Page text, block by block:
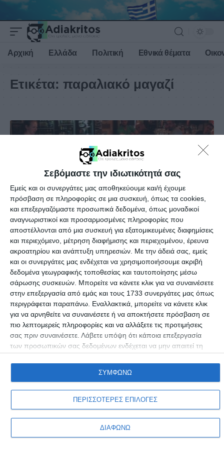
Σεβόμαστε την ιδιωτικότητά σας
Εμείς και οι συνεργάτες μας αποθηκεύουμε και/ή έχουμε
πρόσβαση σε πληροφορίες σε μια συσκευή, όπως τα cookies,
και επεξεργαζόμαστε προσωπικά δεδομένα, όπως μοναδικοί
αναγνωριστικοί και προσαρμοσμένες πληροφορίες που
αποστέλλονται από μια συσκευή για εξατομικευμένες διαφημίσεις
και περιεχόμενο, μέτρηση διαφήμισης και περιεχομένου, έρευνα
ακροατηρίου και ανάπτυξη υπηρεσιών. Με την άδειά σας, εμείς
και οι συνεργάτες μας ενδέχεται να χρησιμοποιήσουμε ακριβή
δεδομένα γεωγραφικής τοποθεσίας και ταυτοποίησης μέσω
σάρωσης συσκευών. Μπορείτε να κάνετε κλικ για να συναινέσετε
στην επεξεργασία από εμάς και τους 1733 συνεργάτες μας όπως
περιγράφεται παραπάνω. Εναλλακτικά, μπορείτε να κάνετε κλικ
για να αρνηθείτε να συναινέσετε ή να αποκτήσετε πρόσβαση σε
πιο λεπτομερείς πληροφορίες και να αλλάξετε τις προτιμήσεις
σας πριν συναινέσετε. Λάβετε υπόψη ότι κάποια επεξεργασία
των προσωπικών σας δεδομένων ενδέχεται να μην απαιτεί τη
την επεξεργασία. Οι προτιμήσεις σαςθα ισχύουν μόνο για αυτόν
τον ιστότοπο. Μπορείτε να αλλάξετε τις προτιμήσεις σας ή να
επιστρέφοντας σε αυτόν τον ιστότοπο και κάνοντας κλικ στο
κουμπί "Απορρήτου" στο κάτω μέρος της ιστοσελίδας.
ΠΕΡΙΣΣΟΤΕΡΕΣ ΕΠΙΛΟΓΕΣ
ΔΙΑΦΩΝΩ
ΣΥΜΦΩΝΩ
Αρχική Ελλάδα Πολιτική Εθνικά θέματα
Ετικέτα: παραλιακό μαγαζί
ΑΣΤΥΝΟΜΙΚΌ
Αλγερινοί έκαναν “καλοκαιρινό” παραλιακό μαγαζί
της Χίου!
Τις διαφορές τους αποφάσισαν να λύσουν μετανάστες σε παραλιακό
μαγαζί της Χίου…
Συντακτική ομάδα 29/12/2016
Προσωπικά δεδομένα & Όροι Χρήσης